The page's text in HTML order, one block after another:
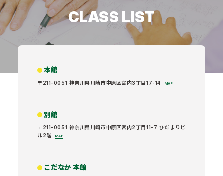
CLASS LIST
本館
〒211-0051 神奈川県川崎市中原区宮内3丁目17-14 MAP
別館
〒211-0051 神奈川県川崎市中原区宮内2丁目11-7 ひだまりビ
ル2階
MAP
こだなか 本館